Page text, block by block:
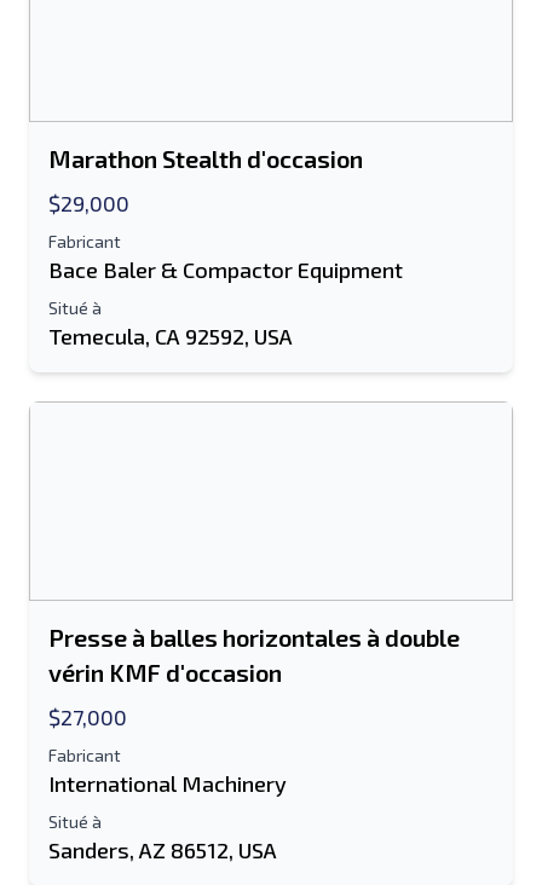
Envoyer
Marathon Stealth d'occasion
$29,000
Fabricant
Bace Baler & Compactor Equipment
Situé à
Temecula, CA 92592, USA
Presse à balles horizontales à double
vérin KMF d'occasion
$27,000
Fabricant
International Machinery
Situé à
Sanders, AZ 86512, USA